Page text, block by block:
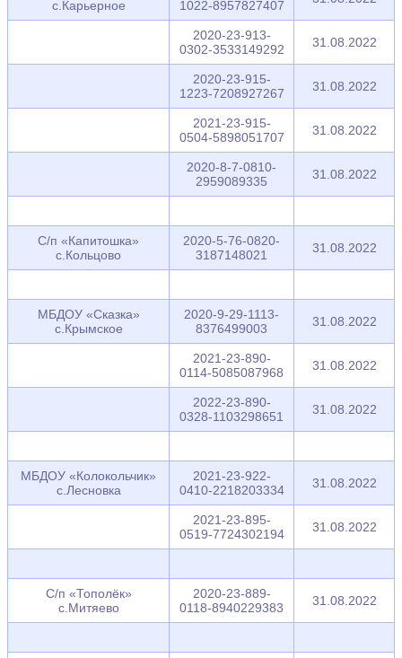
с.Карьерное 1022-8957827407
2020-23-913-
0302-3533149292
31.08.2022
2020-23-915-
1223-7208927267
31.08.2022
2021-23-915-
0504-5898051707
31.08.2022
2020-8-7-0810-
2959089335
31.08.2022
С/п «Капитошка»
с.Кольцово
2020-5-76-0820-
3187148021
31.08.2022
МБДОУ «Сказка»
с.Крымское
2020-9-29-1113-
8376499003
31.08.2022
2021-23-890-
0114-5085087968
31.08.2022
2022-23-890-
0328-1103298651
31.08.2022
МБДОУ «Колокольчик»
с.Лесновка
2021-23-922-
0410-2218203334
31.08.2022
2021-23-895-
0519-7724302194
31.08.2022
С/п «Тополёк»
с.Митяево
2020-23-889-
0118-8940229383
31.08.2022